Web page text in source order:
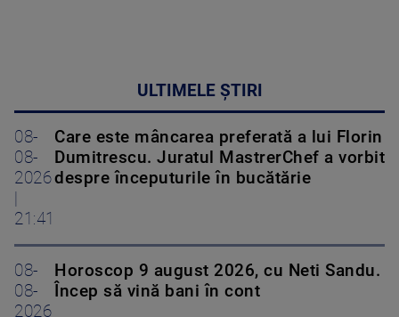
ULTIMELE ȘTIRI
08-
08-
2026
21:41
Care este mâncarea preferată a lui Florin
Dumitrescu. Juratul MastrerChef a vorbit
despre începuturile în bucătărie
08-
08-
2026
Horoscop 9 august 2026, cu Neti Sandu.
Încep să vină bani în cont